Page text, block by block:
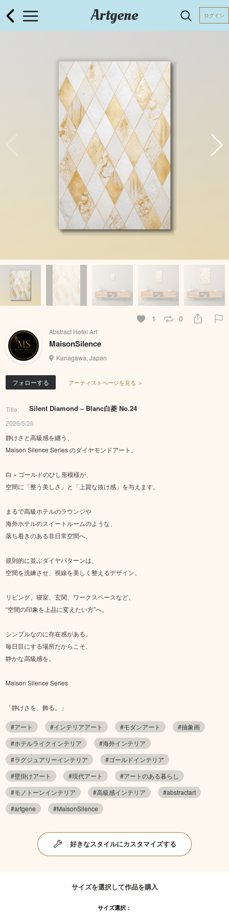
Artgene ログイン
1 0
Abstract Hotel Art
MaisonSilence
Kanagawa, Japan
フォローする アーティストページを見る ＞
Title: Silent Diamond – Blanc白菱 No.24
2026/5/26
静けさと高級感を纏う、
Maison Silence Series のダイヤモンドアート。
白 × ゴールドのひし形模様が、
空間に「整う美しさ」と「上質な抜け感」を与えます。
まるで高級ホテルのラウンジや
海外ホテルのスイートルームのような、
落ち着きのある非日常空間へ。
規則的に並ぶダイヤパターンは、
空間を洗練させ、視線を美しく整えるデザイン。
リビング、寝室、玄関、ワークスペースなど、
“空間の印象を上品に変えたい方”へ。
シンプルなのに存在感がある。
毎日目にする場所だからこそ、
静かな高級感を。
Maison Silence Series
「静けさを、飾る。」
#アート #インテリアアート #モダンアート
#抽象画
#ホテルライクインテリア
#海外インテリア
#ラグジュアリーインテリア
#ゴールドインテリア
#壁掛けアート
#現代アート
#アートのある暮らし
#モノトーンインテリア
#高級感インテリア
#abstractart
#artgene
#MaisonSilence
好きなスタイルにカスタマイズする
サイズを選択して作品を購入
サイズ選択：